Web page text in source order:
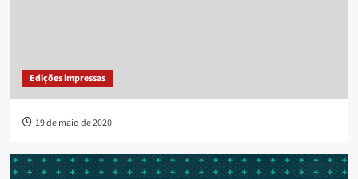
Edições impressas
19 de maio de 2020